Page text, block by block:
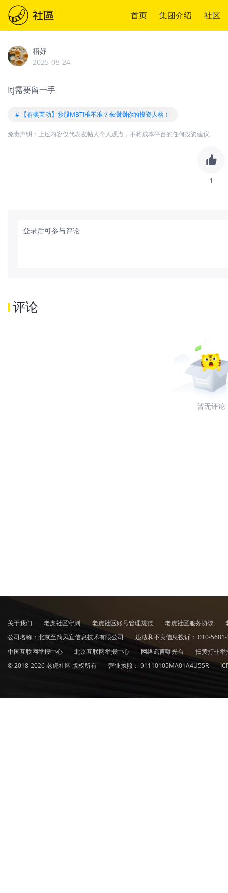
首页 集团介绍 社区
梧妤
2025-08-24
Itj需要留一手
# 【有奖互动】炒股MBTI准不准？来测测你的投资人格！
免责声明：上述内容仅代表发帖人个人观点，不构成本平台的任何投资建议。
1
登录后可参与评论
评论
暂无评论
关于我们 老虎社区守则 老虎社区账号管理规范 老虎社区服务协议
公司名称：北京至简风宜信息技术有限公司
违法和不良信息投诉： 010-
中国互联网举报中心
北京互联网举报中心 网络谣言曝光台
扫黄打非
© 2018-2026 老虎社区 版权所有
营业执照： 91110105MA01A4U55R